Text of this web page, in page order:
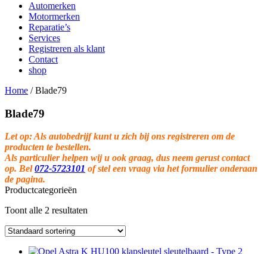
Automerken
Motormerken
Reparatie’s
Services
Registreren als klant
Contact
shop
Home /Blade79
Blade79
Let op: Als autobedrijf kunt u zich bij ons registreren om de
producten te bestellen.
Als particulier helpen wij u ook graag, dus neem gerust contact
op. Bel072-5723101 of stel een vraag via het formulier onderaan
de pagina.
Productcategorieën
Toont alle 2 resultaten